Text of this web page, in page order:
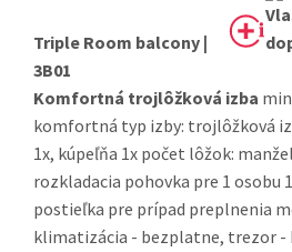
Triple Room balcony |
3B01
Komfortná trojlôžková izba
komfortná typ izby: trojlôžková
1x, kúpeľňa 1x počet lôžok:
rozkladacia pohovka pre 1 osobu
postieľka pre prípad preplnenia
klimatizácia - bezplatne, trezor -